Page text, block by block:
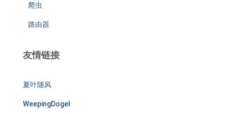
爬虫
路由器
友情链接
夏叶随风
WeepingDogel